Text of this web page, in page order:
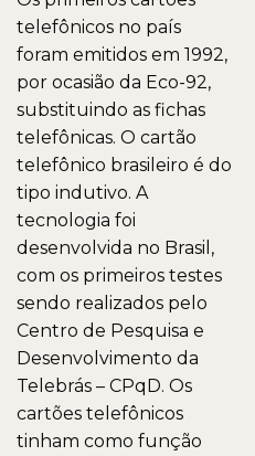
telefônicos no país
foram emitidos em 1992,
por ocasião da Eco-92,
substituindo as fichas
telefônicas. O cartão
telefônico brasileiro é do
tipo indutivo. A
tecnologia foi
desenvolvida no Brasil,
com os primeiros testes
sendo realizados pelo
Centro de Pesquisa e
Desenvolvimento da
Telebrás – CPqD. Os
cartões telefônicos
tinham como função